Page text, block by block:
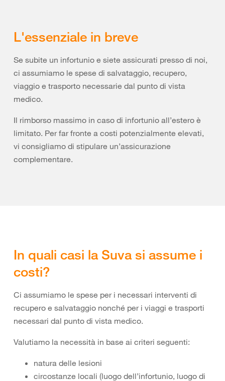
L'essenziale in breve
Se subite un infortunio e siete assicurati presso di noi,
ci assumiamo le spese di salvataggio, recupero,
viaggio e trasporto necessarie dal punto di vista
medico.
Il rimborso massimo in caso di infortunio all’estero è
limitato. Per far fronte a costi potenzialmente elevati,
vi consigliamo di stipulare un’assicurazione
complementare.
In quali casi la Suva si assume i
costi?
Ci assumiamo le spese per i necessari interventi di
recupero e salvataggio nonché per i viaggi e trasporti
necessari dal punto di vista medico.
Valutiamo la necessità in base ai criteri seguenti:
natura delle lesioni
circostanze locali (luogo dell’infortunio, luogo di